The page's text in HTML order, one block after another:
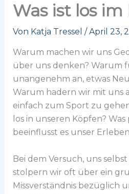
Was ist los im
Von Katja Tressel /April 23,
Warum machen wir uns
über uns denken? Warum
unangenehm an, etwas
Warum hadern wir mit uns
einfach zum Sport zu
los in unseren Köpfen?
beeinflusst es unser
Bei dem Versuch, uns
stolpern wir oft über ein
Missverständnis bezüglich